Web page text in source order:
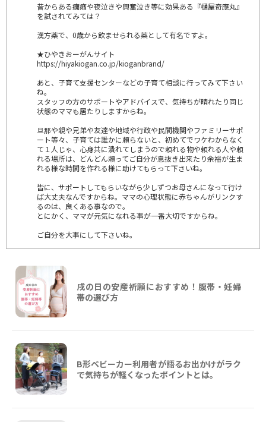
昔からある癇癪や夜泣きや興奮泣き等に効果ある『樋屋奇應丸』
を試されてみては？
漢方薬で、0歳から飲ませられる薬として有名ですよ。
★ひやきおーがんサイト
https://hiyakiogan.co.jp/kioganbrand/
あと、子育て支援センターなどの子育て相談に行ってみて下さい
ね。
スタッフの方のサポートやアドバイスで、気持ちが晴れたり同じ
状態のママも居たりしますからね。
旦那や親や兄弟や友達や地域や行政や民間機関やファミリーサポ
ート等々、子育ては誰かに頼らないと、初めてでワケわからなく
て１人じゃ、心身共に潰れてしまうので頼れる物や頼れる人や頼
れる場所は、どんどん頼ってご自分が息抜き出来たり余裕が生ま
れる様な時間を作れる様に助けてもらって下さいね。
皆に、サポートしてもらいながら少しずつお母さんになって行け
ば大丈夫なんですからね。ママの心理状態に赤ちゃんがリンクす
るのは、良くある事なので。
とにかく、ママが元気になれる事が一番大切ですからね。
ご自分を大事にして下さいね。
戌の日の安産祈願におすすめ！腹帯・妊婦
帯の選び方
B形ベビーカー利用者が語るお出かけがラク
で気持ちが軽くなったポイントとは。